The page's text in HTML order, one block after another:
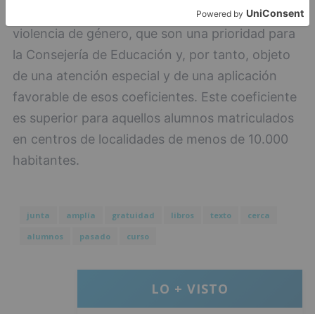
discapacidad, o las víctimas de terrorismo o de
violencia de género, que son una prioridad para
la Consejería de Educación y, por tanto, objeto
de una atención especial y de una aplicación
favorable de esos coeficientes. Este coeficiente
es superior para aquellos alumnos matriculados
en centros de localidades de menos de 10.000
habitantes.
junta amplía gratuidad libros texto
cerca
alumnos
pasado curso
LO + VISTO